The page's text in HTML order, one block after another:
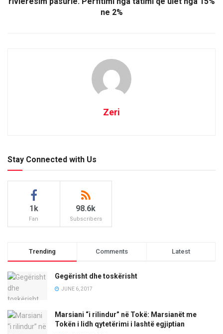
ne 2%
Zeri
Stay Connected with Us
1k
Fan
98.6k
Subscribers
Trending Comments Latest
Gegërisht dhe toskërisht
JUNE 6, 2017
Marsiani “i rilindur” në Tokë: Marsianët me
Tokën i lidh qytetërimi i lashtë egjiptian